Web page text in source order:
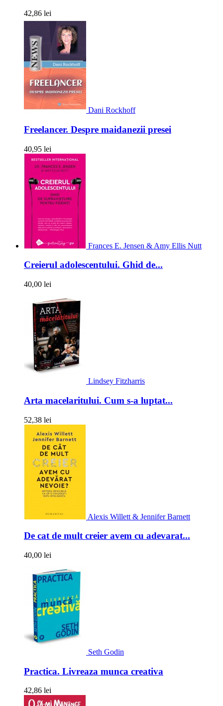
42,86 lei
Dani Rockhoff
Freelancer. Despre maidanezii presei
40,95 lei
Frances E. Jensen & Amy Ellis Nutt
Creierul adolescentului. Ghid de...
40,00 lei
Lindsey Fitzharris
Arta macelaritului. Cum s-a luptat...
52,38 lei
Alexis Willett & Jennifer Barnett
De cat de mult creier avem cu adevarat...
40,00 lei
Seth Godin
Practica. Livreaza munca creativa
42,86 lei